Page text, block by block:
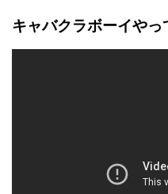
キャバクラボーイやっ